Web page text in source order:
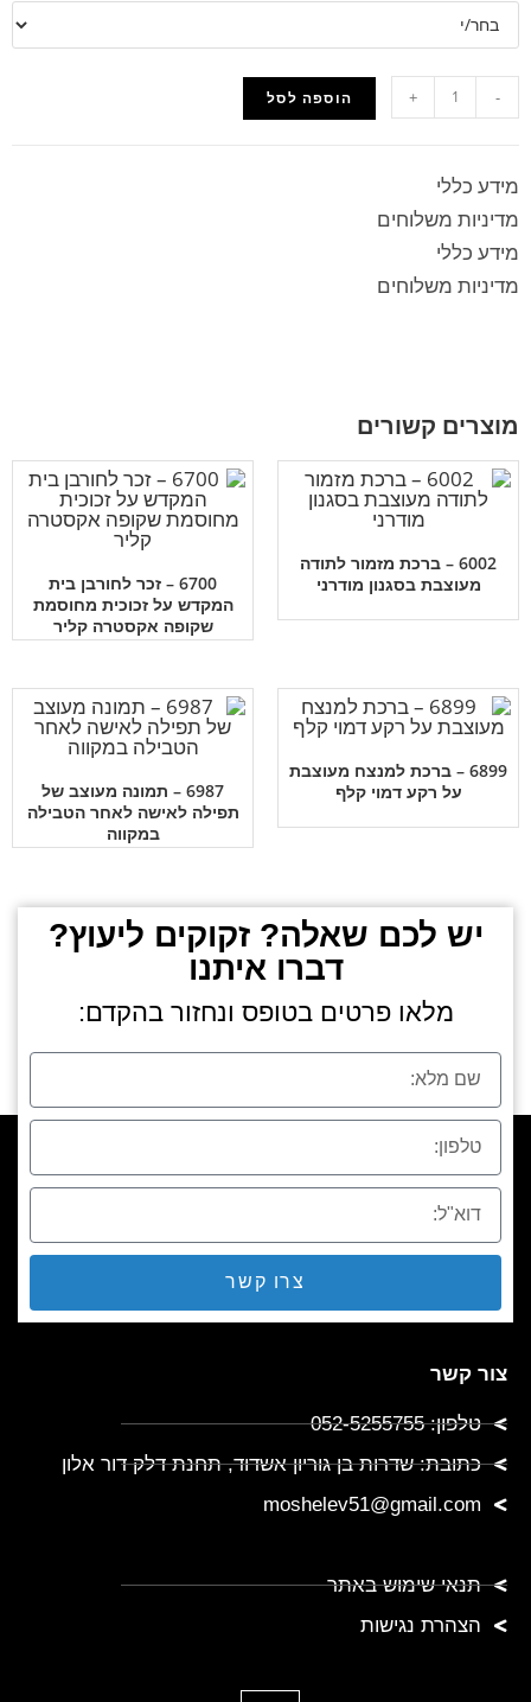
-
+ הוספה לסל
מידע כללי
מדיניות משלוחים
מידע כללי
מדיניות משלוחים
מוצרים קשורים
6002 – ברכת מזמור לתודה
מעוצבת בסגנון מודרני
6700 – זכר לחורבן בית
המקדש על זכוכית מחוסמת
שקופה אקסטרה קליר
6899 – ברכת למנצח מעוצבת
על רקע דמוי קלף
6987 – תמונה מעוצב של
תפילה לאישה לאחר הטבילה
במקווה
יש לכם שאלה? זקוקים ליעוץ?
דברו איתנו
מלאו פרטים בטופס ונחזור בהקדם:
צרו קשר
צור קשר
טלפון: 052-5255755
כתובת: שדרות בן גוריון אשדוד, תחנת דלק דור אלון
moshelev51@gmail.com
תנאי שימוש באתר
הצהרת נגישות